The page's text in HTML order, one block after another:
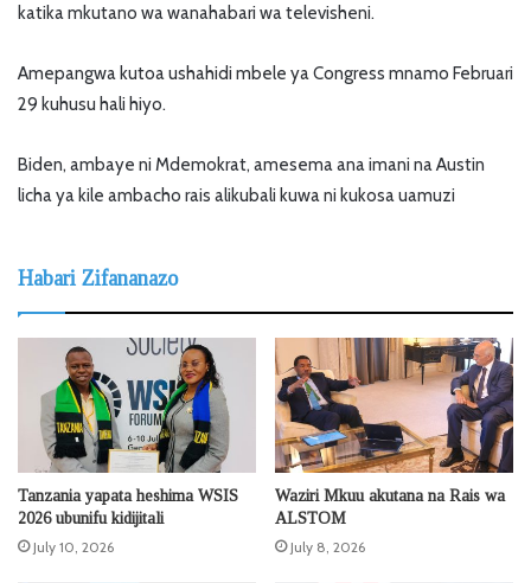
katika mkutano wa wanahabari wa televisheni.
Amepangwa kutoa ushahidi mbele ya Congress mnamo Februari
29 kuhusu hali hiyo.
Biden, ambaye ni Mdemokrat, amesema ana imani na Austin
licha ya kile ambacho rais alikubali kuwa ni kukosa uamuzi​
Habari Zifananazo
Tanzania yapata heshima WSIS
2026 ubunifu kidijitali
July 10, 2026
Waziri Mkuu akutana na Rais wa
ALSTOM
July 8, 2026